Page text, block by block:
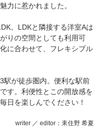
力に惹かれました。
。LDKと隣接する洋室Aは
りの空間としても利用可
に合わせて、フレキシブル
駅が徒歩圏内。便利な駅前
す。利便性とこの開放感を
日を楽しんでください！
writer ／ editor：耒住野 希夏